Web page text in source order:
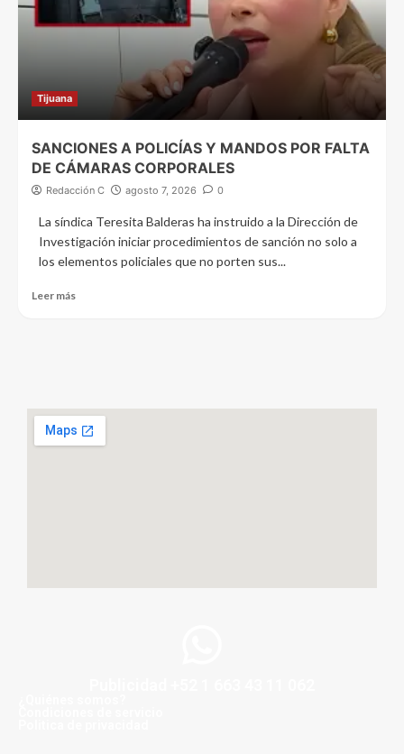
Tijuana
SANCIONES A POLICÍAS Y MANDOS POR FALTA
DE CÁMARAS CORPORALES
Redacción C agosto 7, 2026 0
La síndica Teresita Balderas ha instruido a la Dirección de
Investigación iniciar procedimientos de sanción no solo a
los elementos policiales que no porten sus...
Leer más